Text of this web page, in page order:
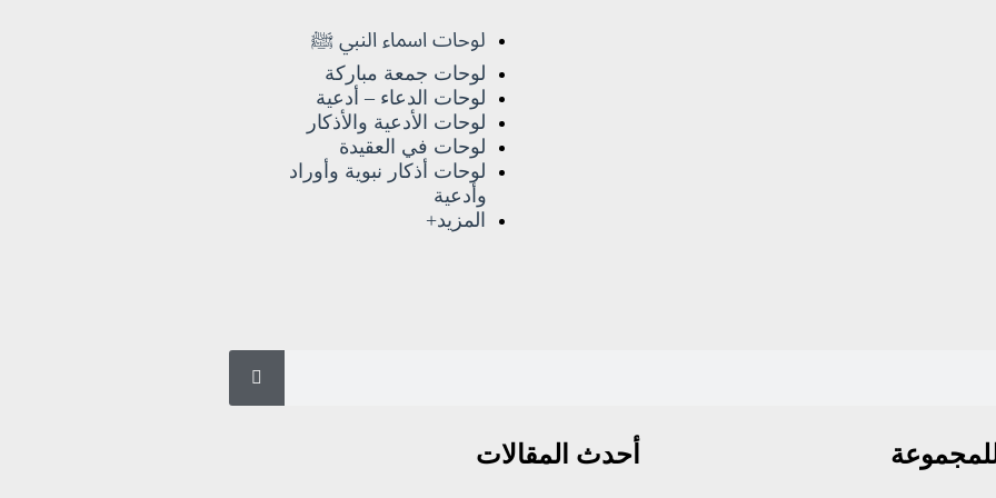
لوحات اسماء النبي ﷺ
لوحات جمعة مباركة
لوحات الدعاء – أدعية
لوحات الأدعية والأذكار
لوحات في العقيدة
لوحات أذكار نبوية وأوراد
وأدعية
المزيد+
أحدث المقالات